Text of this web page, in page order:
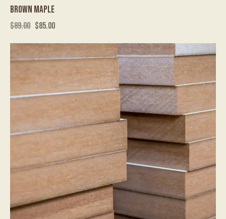
BROWN MAPLE
$89.00 $85.00